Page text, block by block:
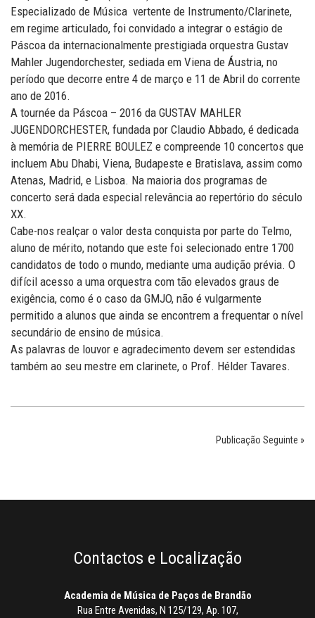
Especializado de Música  vertente de Instrumento/Clarinete,
em regime articulado, foi convidado a integrar o estágio de
Páscoa da internacionalmente prestigiada orquestra Gustav
Mahler Jugendorchester, sediada em Viena de Áustria, no
período que decorre entre 4 de março e 11 de Abril do corrente
ano de 2016.
A tournée da Páscoa – 2016 da GUSTAV MAHLER
JUGENDORCHESTER, fundada por Claudio Abbado, é dedicada
à memória de PIERRE BOULEZ e compreende 10 concertos que
incluem Abu Dhabi, Viena, Budapeste e Bratislava, assim como
Atenas, Madrid, e Lisboa. Na maioria dos programas de
concerto será dada especial relevância ao repertório do século
XX.
Cabe-nos realçar o valor desta conquista por parte do Telmo,
aluno de mérito, notando que este foi selecionado entre 1700
candidatos de todo o mundo, mediante uma audição prévia. O
difícil acesso a uma orquestra com tão elevados graus de
exigência, como é o caso da GMJO, não é vulgarmente
permitido a alunos que ainda se encontrem a frequentar o nível
secundário de ensino de música.
As palavras de louvor e agradecimento devem ser estendidas
também ao seu mestre em clarinete, o Prof. Hélder Tavares.
Publicação Seguinte »
Contactos e Localização
Academia de Música de Paços de Brandão
Rua Entre Avenidas, N 125/129, Ap. 107,